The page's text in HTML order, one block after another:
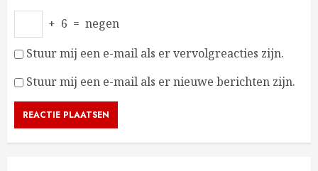
+ 6 = negen
Stuur mij een e-mail als er vervolgreacties zijn.
Stuur mij een e-mail als er nieuwe berichten zijn.